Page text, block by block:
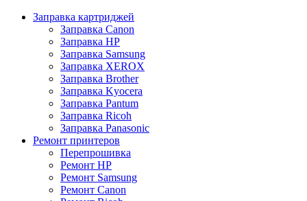
Заправка картриджей
Заправка Canon
Заправка HP
Заправка Samsung
Заправка XEROX
Заправка Brother
Заправка Kyocera
Заправка Pantum
Заправка Ricoh
Заправка Panasonic
Ремонт принтеров
Перепрошивка
Ремонт HP
Ремонт Samsung
Ремонт Canon